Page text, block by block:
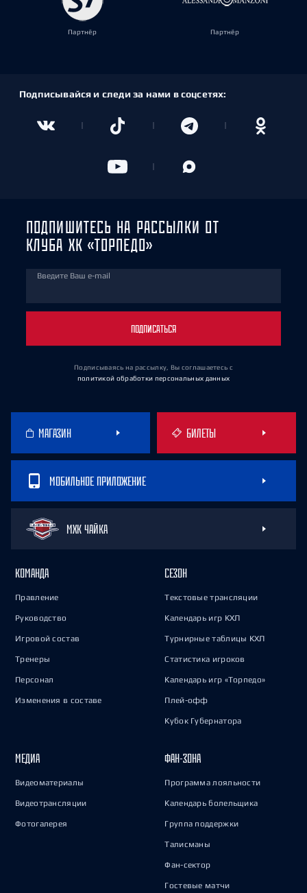
Партнёр Партнёр
Подписывайся и следи за нами в соцсетях:
ПОДПИШИТЕСЬ НА РАССЫЛКИ ОТ
КЛУБА ХК «ТОРПЕДО»
Введите Ваш e-mail
ПОДПИСАТЬСЯ
Подписываясь на рассылку, Вы соглашаетесь с
политикой обработки персональных данных
МАГАЗИН БИЛЕТЫ
МОБИЛЬНОЕ ПРИЛОЖЕНИЕ
МХК ЧАЙКА
КОМАНДА
Правление
Руководство
Игровой состав
Тренеры
Персонал
Изменения в составе
СЕЗОН
Текстовые трансляции
Календарь игр КХЛ
Турнирные таблицы КХЛ
Статистика игроков
Календарь игр «Торпедо»
Плей-офф
Кубок Губернатора
МЕДИА
Видеоматериалы
Видеотрансляции
Фотогалерея
ФАН-ЗОНА
Программа лояльности
Календарь болельщика
Группа поддержки
Талисманы
Фан-сектор
Гостевые матчи